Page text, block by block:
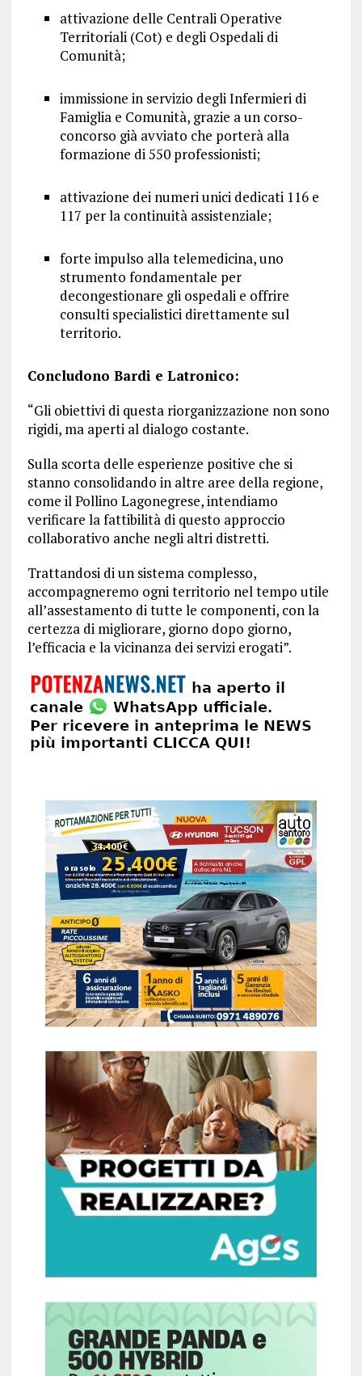
attivazione delle Centrali Operative
Territoriali (Cot) e degli Ospedali di
Comunità;
immissione in servizio degli Infermieri di
Famiglia e Comunità, grazie a un corso-
concorso già avviato che porterà alla
formazione di 550 professionisti;
attivazione dei numeri unici dedicati 116 e
117 per la continuità assistenziale;
forte impulso alla telemedicina, uno
strumento fondamentale per
decongestionare gli ospedali e offrire
consulti specialistici direttamente sul
territorio.
Concludono Bardi e Latronico:
“Gli obiettivi di questa riorganizzazione non sono
rigidi, ma aperti al dialogo costante.
Sulla scorta delle esperienze positive che si
stanno consolidando in altre aree della regione,
come il Pollino Lagonegrese, intendiamo
verificare la fattibilità di questo approccio
collaborativo anche negli altri distretti.
Trattandosi di un sistema complesso,
accompagneremo ogni territorio nel tempo utile
all’assestamento di tutte le componenti, con la
certezza di migliorare, giorno dopo giorno,
l’efficacia e la vicinanza dei servizi erogati”.